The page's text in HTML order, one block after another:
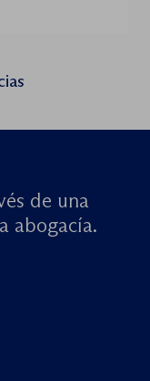
de
de
de una
abogacía.